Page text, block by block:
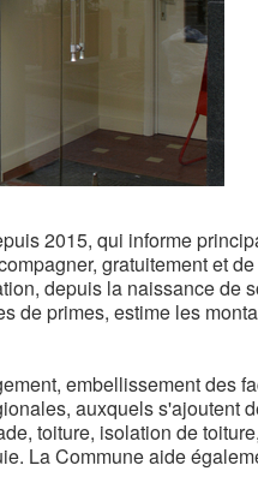
2015, qui informe
gratuitement et
depuis la naissance de
de primes, estime les
embellissement des
auxquels s'ajoutent
toiture, isolation de
La Commune aide